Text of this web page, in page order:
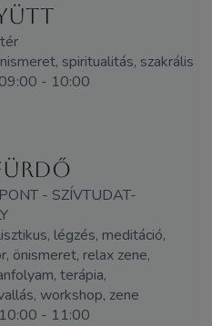
spiritualitás, szakrális
- 10:00
- SZÍVTUDAT-
légzés, meditáció,
önismeret, relax zene,
terápia,
workshop, zene
- 11:00